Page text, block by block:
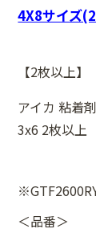
4X8サイズ
【2枚以上】
アイカ 粘着
3x6 2枚以上
＜品番＞